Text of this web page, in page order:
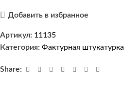
Добавить в избранное
Артикул: 11135
Категория: Фактурная штукатурка
Share: